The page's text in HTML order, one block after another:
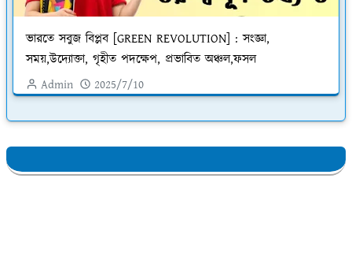
ভারতে সবুজ বিপ্লব [GREEN REVOLUTION] : সংজ্ঞা,
সময়,উদ্যোক্তা, গৃহীত পদক্ষেপ, প্রভাবিত অঞ্চল,ফসল
Admin 2025/7/10